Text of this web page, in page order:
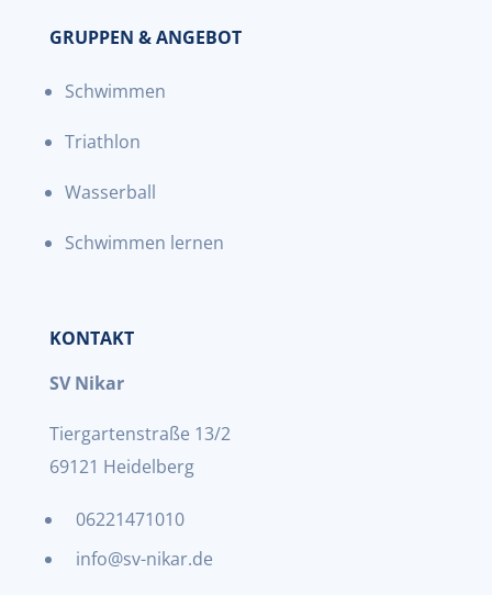
GRUPPEN & ANGEBOT
Schwimmen
Triathlon
Wasserball
Schwimmen lernen
KONTAKT
SV Nikar
Tiergartenstraße 13/2
69121 Heidelberg
06221471010
info@sv-nikar.de